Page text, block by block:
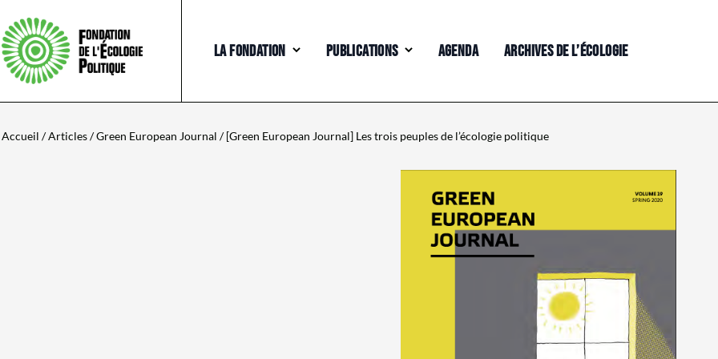
LA FONDATION PUBLICATIONS AGENDA ARCHIVES DE L’ÉCOLOGIE
Accueil /Articles/Green European Journal / [Green European Journal] Les trois peuples de l’écologie politique